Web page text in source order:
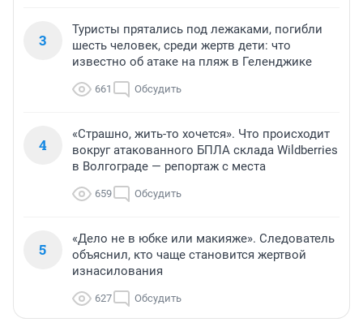
3
Туристы прятались под лежаками, погибли
шесть человек, среди жертв дети: что
известно об атаке на пляж в Геленджике
661 Обсудить
4
«Страшно, жить-то хочется». Что происходит
вокруг атакованного БПЛА склада Wildberries
в Волгограде — репортаж с места
659 Обсудить
5
«Дело не в юбке или макияже». Следователь
объяснил, кто чаще становится жертвой
изнасилования
627 Обсудить